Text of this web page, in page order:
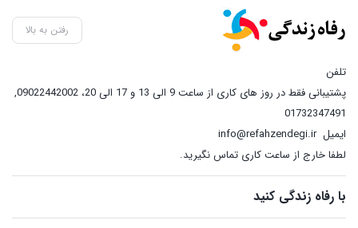
رفتن به بالا
تلفن
پشتیبانی فقط در روز های کاری از ساعت 9 الی 13 و 17 الی 20، 09022442002
,
01732347491
ایمیلinfo@refahzendegi.ir
لطفا خارج از ساعت کاری تماس نگیرید.
با رفاه زندگی کنید